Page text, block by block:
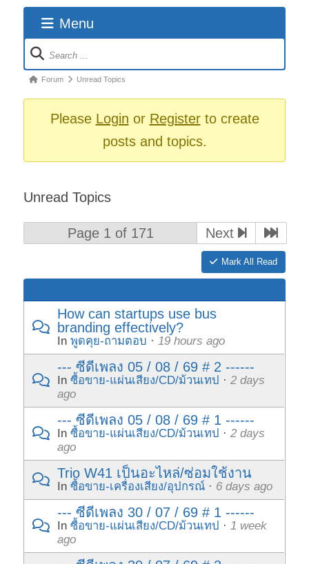
Menu
Forum
Navigation
ForumForum Unread Topics
Please Login or Registerto create
posts and topics.
Unread Topics
Page 1 of 171 Next
Mark All Read
How can startups use bus
branding effectively?
Inพูดคุย-ถามตอบ ·19 hours ago
--- ซีดีเพลง 05 / 08 / 69 # 2 ------
Inซื้อขาย-แผ่นเสียง/CD/ม้วนเทป ·2 days
ago
--- ซีดีเพลง 05 / 08 / 69 # 1 ------
Inซื้อขาย-แผ่นเสียง/CD/ม้วนเทป ·2 days
ago
Trio W41 เป็นอะไหล่/ซ่อมใช้งาน
Inซื้อขาย-เครื่องเสียง/อุปกรณ์ · 6 days ago
--- ซีดีเพลง 30 / 07 / 69 # 1 ------
Inซื้อขาย-แผ่นเสียง/CD/ม้วนเทป ·1 week
ago